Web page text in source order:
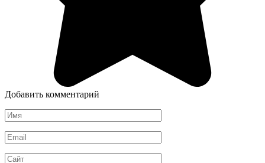
Добавить комментарий
Имя
*
Email
*
Сайт